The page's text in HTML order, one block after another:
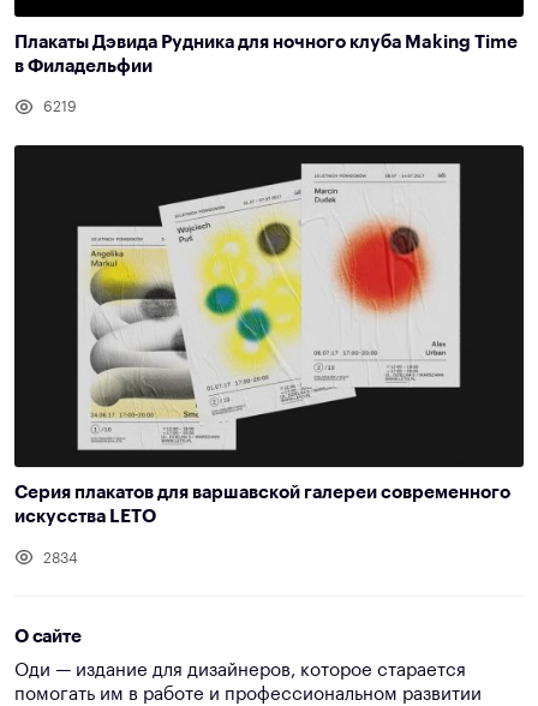
Плакаты Дэвида Рудника для ночного клуба Making Time
в Филадельфии
6219
Серия плакатов для варшавской галереи современного
искусства LETO
2834
О сайте
Оди — издание для дизайнеров, которое старается
помогать им в работе и профессиональном развитии